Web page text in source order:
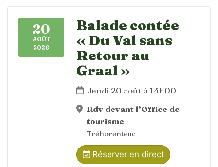
20
AOÛT
2026
Balade contée
« Du Val sans
Retour au
Graal »
Jeudi 20 août à 14h00
Rdv devant l’Office de
tourisme
Tréhorenteuc
Réserver en direct